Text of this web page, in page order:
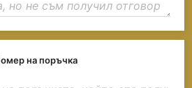
на поръчка